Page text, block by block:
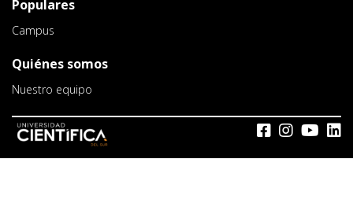
Populares
Campus
Quiénes somos
Nuestro equipo